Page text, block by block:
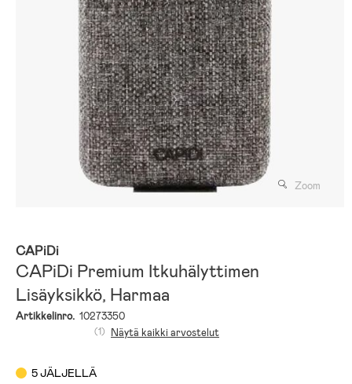
Zoom
CAPiDi
CAPiDi Premium Itkuhälyttimen
Lisäyksikkö, Harmaa
Artikkelinro. 10273350
(1) Näytä kaikki arvostelut
5 JÄLJELLÄ